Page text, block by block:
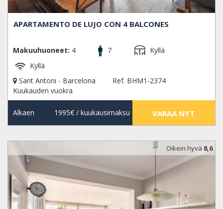
APARTAMENTO DE LUJO CON 4 BALCONES
Makuuhuoneet: 4 7
Kyllä
Kyllä
Sant Antoni - Barcelona
Ref. BHM1-2374
Kuukauden vuokra
Alkaen 1995€/ kuukausimaksu VARAA NYT
Oikein hyvä 8,6